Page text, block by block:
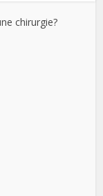
chirurgie?